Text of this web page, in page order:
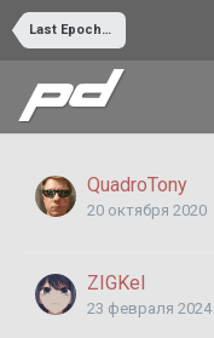
Last Epoch | Tombs of the Erased
QuadroTony
20 октября 2020
ZIGKel
23 февраля 2024